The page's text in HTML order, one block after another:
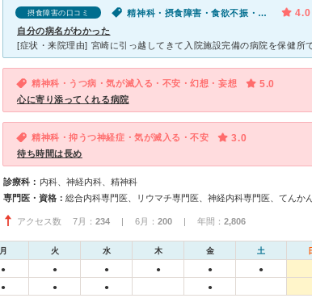
摂食障害の口コミ 精神科・摂食障害・食欲不振・寝つきが悪い・不眠 4.0
自分の病名がわかった
精神科・うつ病・気が滅入る・不安・幻想・妄想 5.0
心に寄り添ってくれる病院
精神科・抑うつ神経症・気が滅入る・不安 3.0
待ち時間は長め
診療科： 内科、神経内科、精神科
専門医・資格：
アクセス数 7月： 234 | 6月： 200 | 年間： 2,806
月 火 水 木 金 土
● ● ● ● ● ●
● ● ● ●